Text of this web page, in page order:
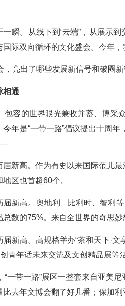
瞬。从线下到“云端”，从展示
国际双向循环的文化盛会。今年
，亮出了哪些发展新信号和破圈新
相通
包容的世界眼光兼收并蓄、博采
年是“一带一路”倡议提出十周年
届新高。作为有史以来国际范儿
区也首超60个。
届新高。奥地利、比利时、智利
数的75%。来自全世界的奇思妙
新高。高规格举办“茶和天下·
青年话未来交流及文创精品展等
“一带一路”展区一整套来自亚美
去年文博会翻了好几番；保加